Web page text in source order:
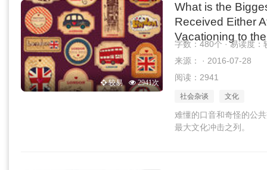
较易 2941次
What is the
Received Either
Vacationing to
字数：480个 · 易读度：
来源： · 2016-07-28
阅读：2941
社会杂谈 文化
难懂的口音和奇怪的公
最大文化冲击之列。